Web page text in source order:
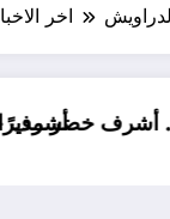
اخر
رسميًا.. أشرف